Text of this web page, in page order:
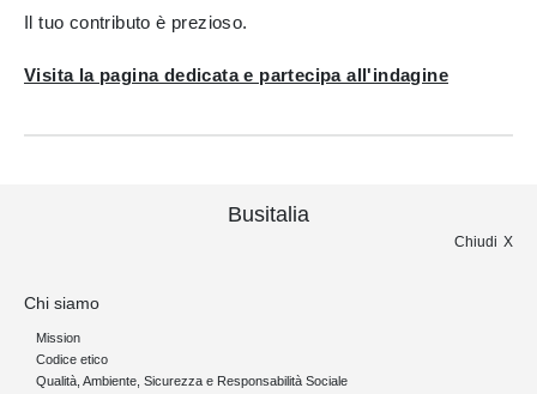
Il tuo contributo è prezioso.
Visita la pagina dedicata e partecipa all'indagine
Busitalia
Chiudi
Chi siamo
Mission
Codice etico
Qualità, Ambiente, Sicurezza e Responsabilità Sociale